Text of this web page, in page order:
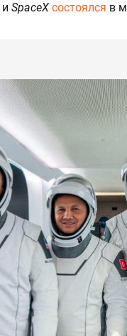
и SpaceX состоялся в